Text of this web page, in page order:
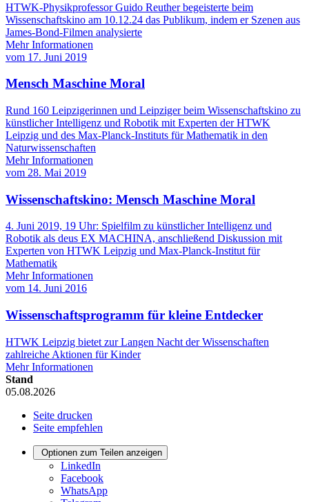
HTWK-Physikprofessor Guido Reuther begeisterte beim
Wissenschaftskino am 10.12.24 das Publikum, indem er Szenen aus
James-Bond-Filmen analysierte
Mehr Informationen
vom 17. Juni 2019
Mensch Maschine Moral
Rund 160 Leipzigerinnen und Leipziger beim Wissenschaftskino zu
künstlicher Intelligenz und Robotik mit Experten der HTWK
Leipzig und des Max-Planck-Instituts für Mathematik in den
Naturwissenschaften
Mehr Informationen
vom 28. Mai 2019
Wissenschaftskino: Mensch Maschine Moral
4. Juni 2019, 19 Uhr: Spielfilm zu künstlicher Intelligenz und
Robotik als deus EX MACHINA, anschließend Diskussion mit
Experten von HTWK Leipzig und Max-Planck-Institut für
Mathematik
Mehr Informationen
vom 14. Juni 2016
Wissenschaftsprogramm für kleine Entdecker
HTWK Leipzig bietet zur Langen Nacht der Wissenschaften
zahlreiche Aktionen für Kinder
Mehr Informationen
Stand
05.08.2026
Seite drucken
Seite empfehlen
Optionen zum Teilen anzeigen
LinkedIn
Facebook
WhatsApp